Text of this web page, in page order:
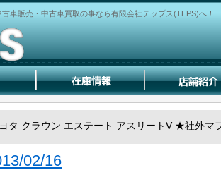
車販売・中古車買取の事なら有限会社テップス(TEPS)へ！
タ クラウン エステート アスリートV ★社外マ
02/16